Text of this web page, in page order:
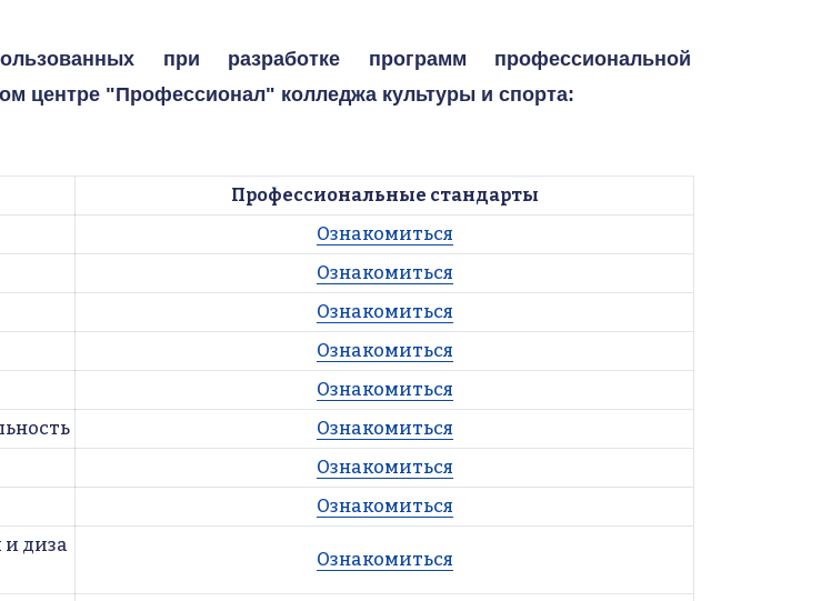
при разработке программ профессиональной
центре "Профессионал" колледжа культуры и спорта:
Профессиональные стандарты
Ознакомиться
Ознакомиться
Ознакомиться
Ознакомиться
Ознакомиться
Ознакомиться
Ознакомиться
Ознакомиться
и диза
Ознакомиться